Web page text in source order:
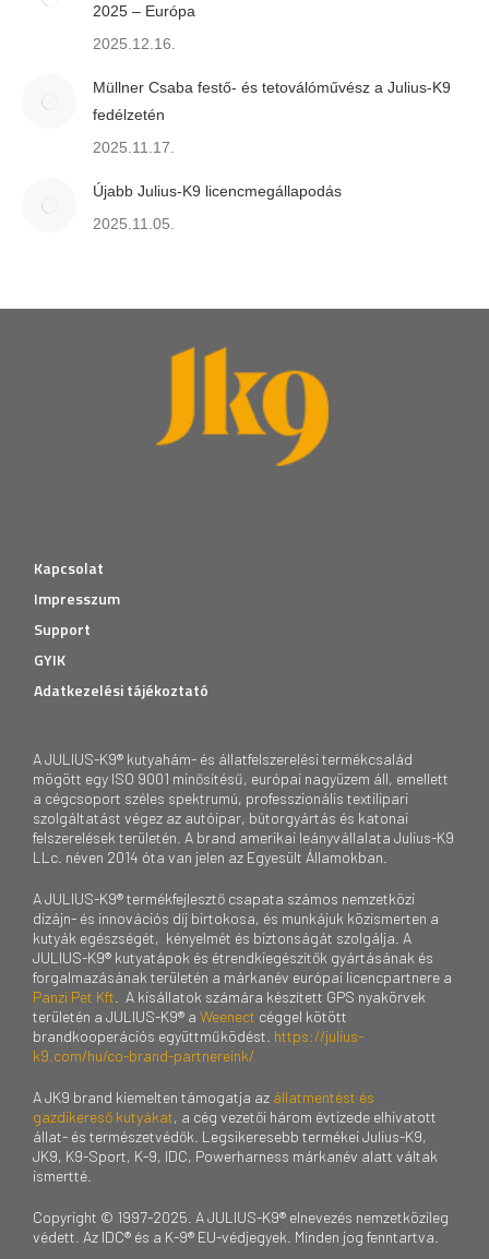
2025 – Európa
2025.12.16.
Müllner Csaba festő- és tetoválóművész a Julius-K9
fedélzetén
2025.11.17.
Újabb Julius-K9 licencmegállapodás
2025.11.05.
Kapcsolat
Impresszum
Support
GYIK
Adatkezelési tájékoztató
A JULIUS-K9® kutyahám- és állatfelszerelési termékcsalád
mögött egy ISO 9001 minősítésű, európai nagyüzem áll, emellett
a cégcsoport széles spektrumú, professzionális textilipari
szolgáltatást végez az autóipar, bútorgyártás és katonai
felszerelések területén. A brand amerikai leányvállalata Julius-K9
LLc. néven 2014 óta van jelen az Egyesült Államokban.
A JULIUS-K9® termékfejlesztő csapata számos nemzetközi
dizájn- és innovációs díj birtokosa, és munkájuk közismerten a
kutyák egészségét, kényelmét és biztonságát szolgálja. A
JULIUS-K9® kutyatápok és étrendkiegészítők gyártásának és
forgalmazásának területén a márkanév európai licencpartnere a
Panzi Pet Kft . A kisállatok számára készített GPS nyakörvek
területén a JULIUS-K9® a Weenect céggel kötött
brandkooperációs együttműködést. https://julius-
k9.com/hu/co-brand-partnereink/
A JK9 brand kiemelten támogatja az állatmentést és
gazdikereső kutyákat, a cég vezetői három évtizede elhivatott
állat- és természetvédők. Legsikeresebb termékei Julius-K9,
JK9, K9-Sport, K-9, IDC, Powerharness márkanév alatt váltak
ismertté.
Copyright © 1997-2025. A JULIUS-K9® elnevezés nemzetközileg
védett. Az IDC® és a K-9® EU-védjegyek. Minden jog fenntartva.